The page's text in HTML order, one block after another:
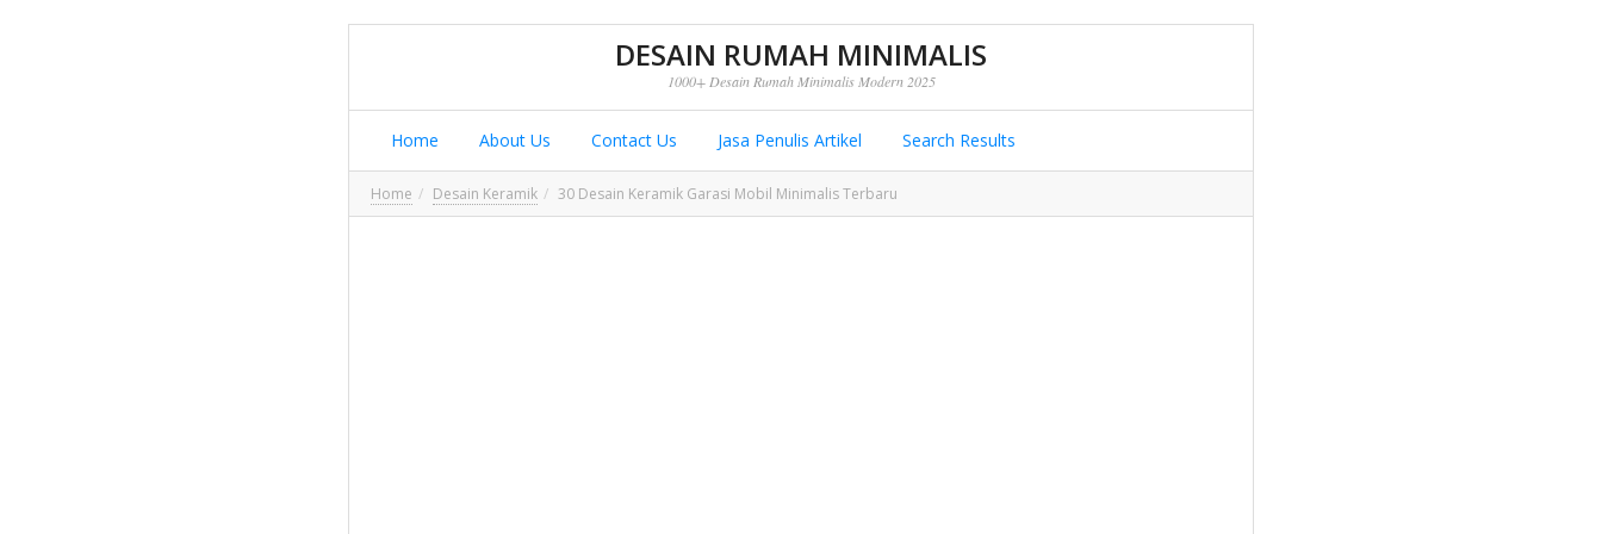
DESAIN RUMAH MINIMALIS
1000+ Desain Rumah Minimalis Modern 2025
Home About Us Contact Us Jasa Penulis Artikel Search Results
Home Desain Keramik 30 Desain Keramik Garasi Mobil Minimalis Terbaru